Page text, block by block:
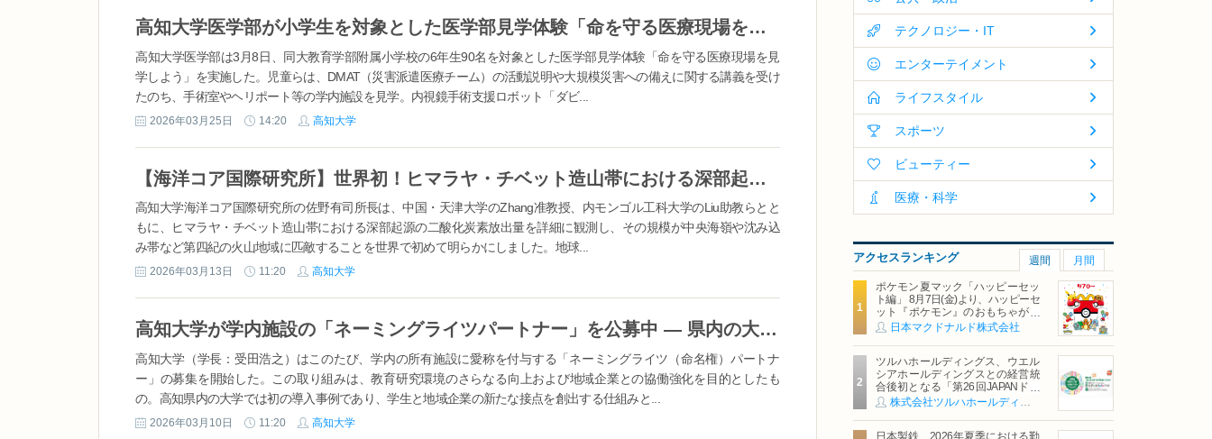
高知大学医学部が小学生を対象とした医学部見学体験「命を守る医療現場を見学しよう」を開催 ― 講義や施設見学を通して医療への関心を高める
高知大学医学部は3月8日、同大教育学部附属小学校の6年生90名を対象とした医学部見学体験「命を守る医療現場を見
学しよう」を実施した。児童らは、DMAT（災害派遣医療チーム）の活動説明や大規模災害への備えに関する講義を受け
たのち、手術室やヘリポート等の学内施設を見学。内視鏡手術支援ロボット「ダビ...
2026年03月25日 14:20 高知大学
【海洋コア国際研究所】世界初！ヒマラヤ・チベット造山帯における深部起源二酸化炭素の放出量を明らかにー年間約3,680万トンの「隠れた炭素源」を解明
高知大学海洋コア国際研究所の佐野有司所長は、中国・天津大学のZhang准教授、内モンゴル工科大学のLiu助教らとと
もに、ヒマラヤ・チベット造山帯における深部起源の二酸化炭素放出量を詳細に観測し、その規模が中央海嶺や沈み込
み帯など第四紀の火山地域に匹敵することを世界で初めて明らかにしました。地球...
2026年03月13日 11:20 高知大学
高知大学が学内施設の「ネーミングライツパートナー」を公募中 ― 県内の大学で初、新たな産学連携モデルで地域企業との繋がりを強化
高知大学（学長：受田浩之）はこのたび、学内の所有施設に愛称を付与する「ネーミングライツ（命名権）パートナ
ー」の募集を開始した。この取り組みは、教育研究環境のさらなる向上および地域企業との協働強化を目的としたも
の。高知県内の大学では初の導入事例であり、学生と地域企業の新たな接点を創出する仕組みと...
2026年03月10日 11:20 高知大学
テクノロジー・IT
エンターテイメント
ライフスタイル
スポーツ
ビューティー
医療・科学
アクセスランキング 週間 月間
ポケモン夏マック「ハッピーセッ
ト編」 8月7日(金)より、ハッピーセ
ット『ポケモン』のおもちゃが期
間限定登場
日本マクドナルド株式会社
ツルハホールディングス、ウエル
シアホールディングスとの経営統
合後初となる「第26回JAPANドラ
ッグストアショー」に出展
株式会社ツルハホールディングス